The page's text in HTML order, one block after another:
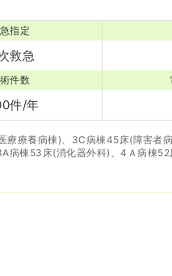
気になる
指定
救急
件数
件/年
療養病棟)、3C病棟45床(障害者
棟53床(消化器外科)、4Ａ病棟52